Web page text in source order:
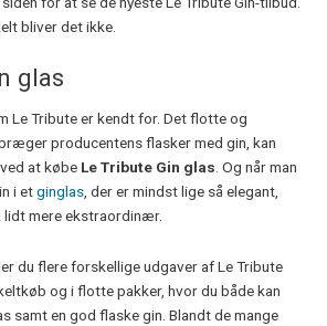
bliver det ikke.
glas
Le Tribute er kendt for. Det flotte og
producentens flasker med gin, kan
at købe Le Tribute Gin glas . Og når man
i etginglas , der er mindst lige så elegant,
lidt mere ekstraordinær.
du flere forskellige udgaver af Le Tribute
og i flotte pakker, hvor du både kan
samt en god flaske gin. Blandt de mange